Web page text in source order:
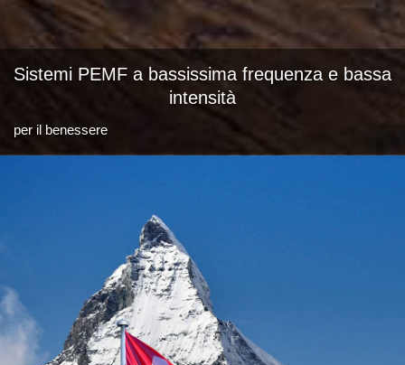
Sistemi PEMF a bassissima frequenza e bassa
intensità
per il benessere